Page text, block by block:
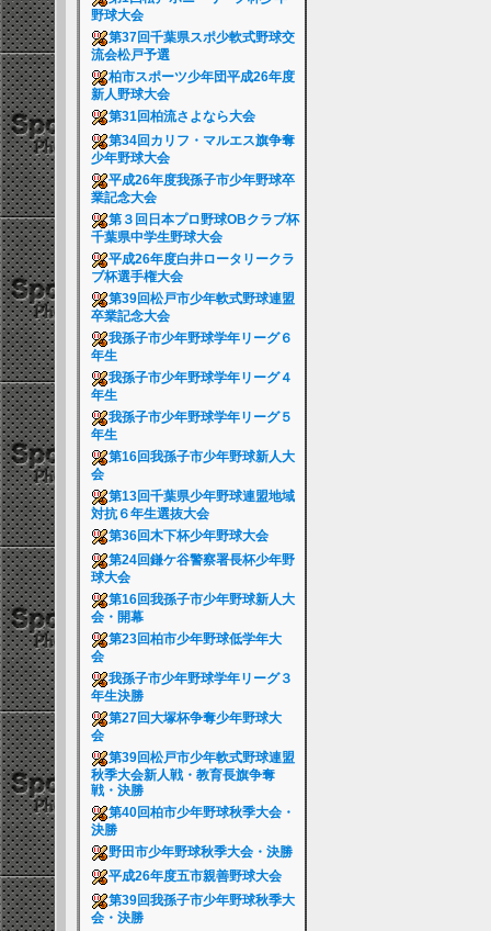
野球大会
第37回千葉県スポ少軟式野球交
流会松戸予選
柏市スポーツ少年団平成26年度
新人野球大会
第31回柏流さよなら大会
第34回カリフ・マルエス旗争奪
少年野球大会
平成26年度我孫子市少年野球卒
業記念大会
第３回日本プロ野球OBクラブ杯
千葉県中学生野球大会
平成26年度白井ロータリークラ
ブ杯選手権大会
第39回松戸市少年軟式野球連盟
卒業記念大会
我孫子市少年野球学年リーグ６
年生
我孫子市少年野球学年リーグ４
年生
我孫子市少年野球学年リーグ５
年生
第16回我孫子市少年野球新人大
会
第13回千葉県少年野球連盟地域
対抗６年生選抜大会
第36回木下杯少年野球大会
第24回鎌ケ谷警察署長杯少年野
球大会
第16回我孫子市少年野球新人大
会・開幕
第23回柏市少年野球低学年大
会
我孫子市少年野球学年リーグ３
年生決勝
第27回大塚杯争奪少年野球大
会
第39回松戸市少年軟式野球連盟
秋季大会新人戦・教育長旗争奪
戦・決勝
第40回柏市少年野球秋季大会・
決勝
野田市少年野球秋季大会・決勝
平成26年度五市親善野球大会
第39回我孫子市少年野球秋季大
会・決勝